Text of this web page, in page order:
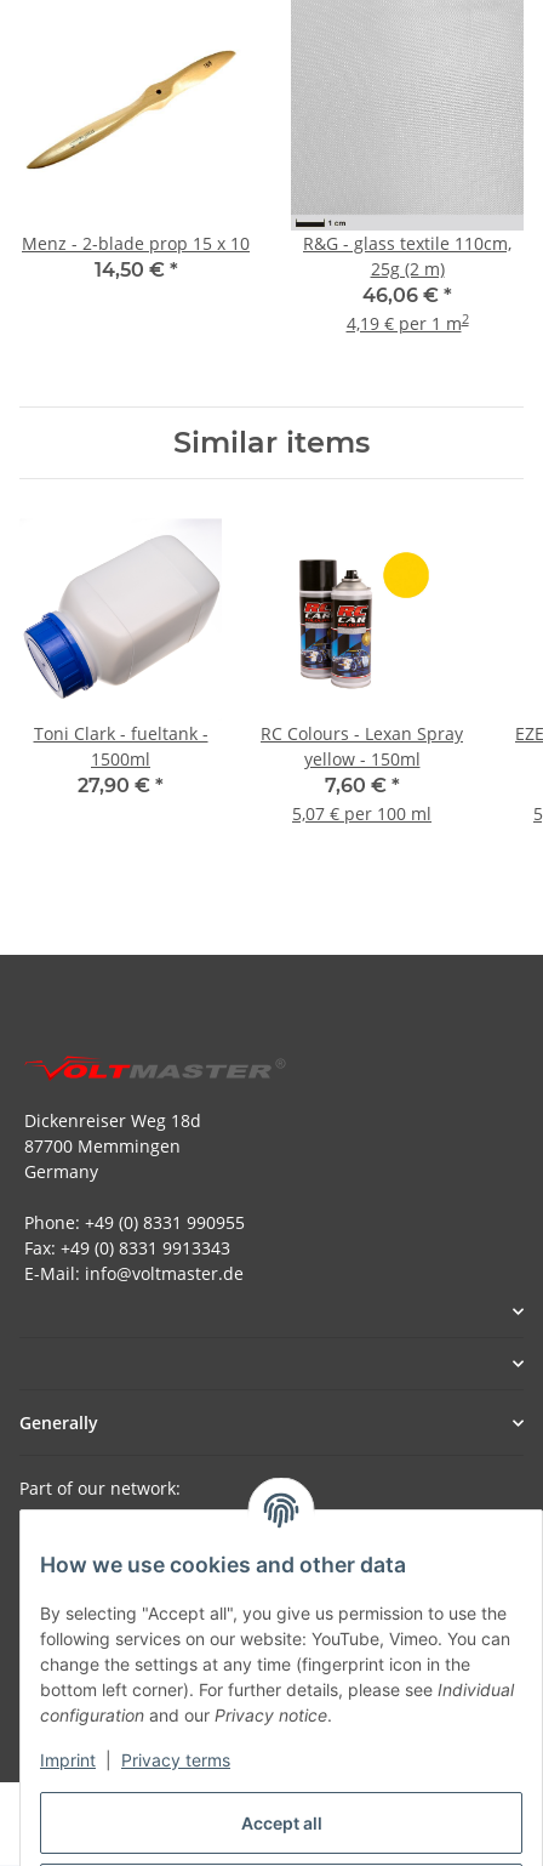
Accept all
How we use cookies and other data
By selecting "Accept all", you give us permission to use the
following services on our website: YouTube, Vimeo. You can
change the settings at any time (fingerprint icon in the
bottom left corner). For further details, please see Individual
configuration and our Privacy notice.
Imprint Privacy terms
Menz - 2-blade prop 15 x 10
14,50 € *
R&G - glass textile 110cm,
25g (2 m)
46,06 € *
4,19 € per 1 m2
Similar items
Toni Clark - fueltank -
1500ml
27,90 € *
RC Colours - Lexan Spray
yellow - 150ml
7,60 € *
5,07 € per 100 ml
Dickenreiser Weg 18d
87700 Memmingen
Germany
Phone: +49 (0) 8331 990955
Fax: +49 (0) 8331 9913343
E-Mail: info@voltmaster.de
Generally
Part of our network:
SmoliTec - Safety. Simplified. Worldwide. ( B2B Shop )
Withdraw contract
* All prices incl. VAT, plus
© voltmaster.de
Powered byJTL-Shop